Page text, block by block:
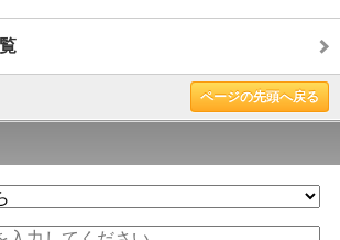
ページの先頭へ戻る